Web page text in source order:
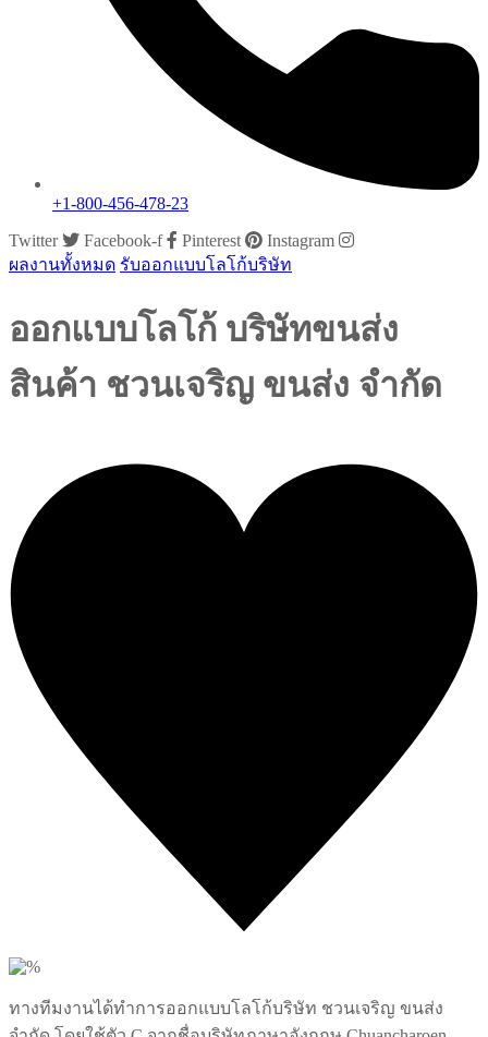
+1-800-456-478-23
Twitter
Facebook-f Pinterest
Instagram
ผลงานทั้งหมด รับออกแบบโลโก้บริษัท
ออกแบบโลโก้ บริษัทขนส่ง
สินค้า ชวนเจริญ ขนส่ง จำกัด
ทางทีมงานได้ทำการออกแบบโลโก้บริษัท ชวนเจริญ ขนส่ง